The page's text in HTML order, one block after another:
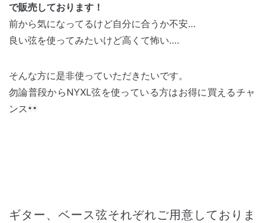
で販売しております！
前から気になってるけど自分に合うか不安…
良い弦を使ってみたいけど高くて怖い….
そんな方に是非使っていただきたいです。
勿論普段からNYXL弦を使っている方はお得に買えるチャ
ンス
ギター、ベース弦それぞれご用意しておりま